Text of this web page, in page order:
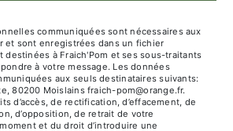
communiquées sont nécessaires aux
et sont enregistrées dans un fichier
destinées à Fraich'Pom et ses sous-traitants
à votre message. Les données
aux seuls destinataires suivants:
80200 Moislains fraich-pom@orange.fr.
d’accès, de rectification, d’effacement, de
d’opposition, de retrait de votre
et du droit d’introduire une